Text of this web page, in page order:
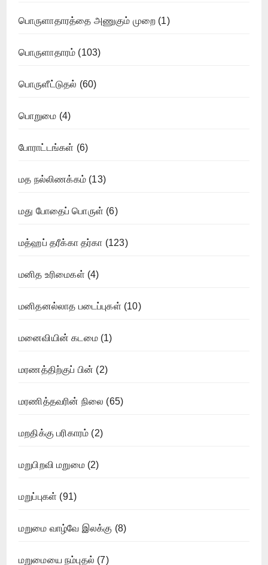
பொருளாதாரத்தை அணுகும் முறை (1)
பொருளாதாரம் (103)
பொருளீட்டுதல் (60)
பொறுமை (4)
போராட்டங்கள் (6)
மத நல்லிணக்கம் (13)
மது போதைப் பொருள் (6)
மத்ஹப் தரீக்கா தர்கா (123)
மனித உரிமைகள் (4)
மனிதனல்லாத படைப்புகள் (10)
மனைவியின் கடமை(1)
மரணத்திற்குப் பின் (2)
மரணித்தவரின் நிலை (65)
மறதிக்கு பரிகாரம் (2)
மறுபிறவி மறுமை(2)
மறுப்புகள் (91)
மறுமை வாழ்வே இலக்கு (8)
மறுமையை நம்புதல் (7)